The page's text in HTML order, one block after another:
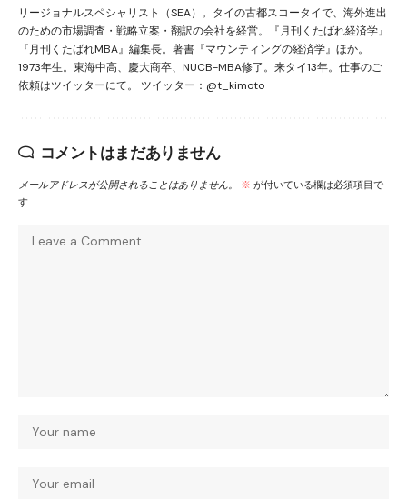
リージョナルスペシャリスト（SEA）。タイの古都スコータイで、海外進出
のための市場調査・戦略立案・翻訳の会社を経営。『月刊くたばれ経済学』
『月刊くたばれMBA』編集長。著書『マウンティングの経済学』ほか。
1973年生。東海中高、慶大商卒、NUCB-MBA修了。来タイ13年。仕事のご
依頼はツイッターにて。 ツイッター：@t_kimoto
コメントはまだありません
メールアドレスが公開されることはありません。 ※ が付いている欄は必須項目で
す